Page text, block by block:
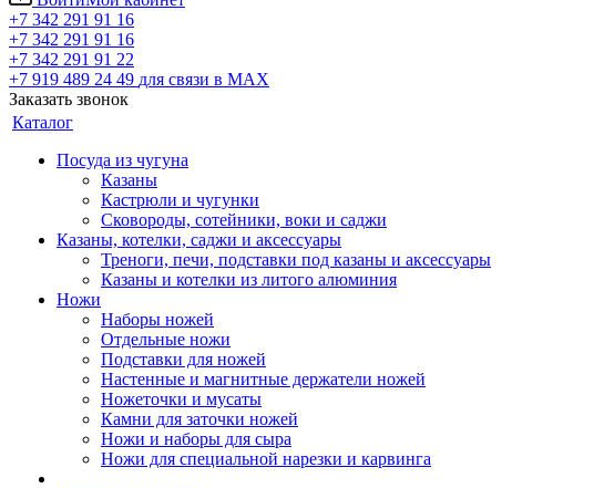
+7 342 291 91 16
+7 342 291 91 16
+7 342 291 91 22
+7 919 489 24 49 для связи в МАХ
Заказать звонок
Каталог
Посуда из чугуна
Казаны
Кастрюли и чугунки
Сковороды, сотейники, воки и саджи
Казаны, котелки, саджи и аксессуары
Треноги, печи, подставки под казаны и аксессуары
Казаны и котелки из литого алюминия
Ножи
Наборы ножей
Отдельные ножи
Подставки для ножей
Настенные и магнитные держатели ножей
Ножеточки и мусаты
Камни для заточки ножей
Ножи и наборы для сыра
Ножи для специальной нарезки и карвинга